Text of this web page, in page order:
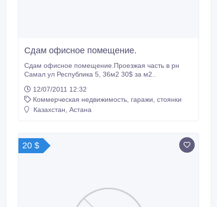
Сдам офисное помещение.
Сдам офисное помещение.Проезжая часть в рн
Самал ул Республика 5, 36м2 30$ за м2..
12/07/2011 12:32
Коммерческая недвижимость, гаражи, стоянки
Казахстан, Астана
20 $